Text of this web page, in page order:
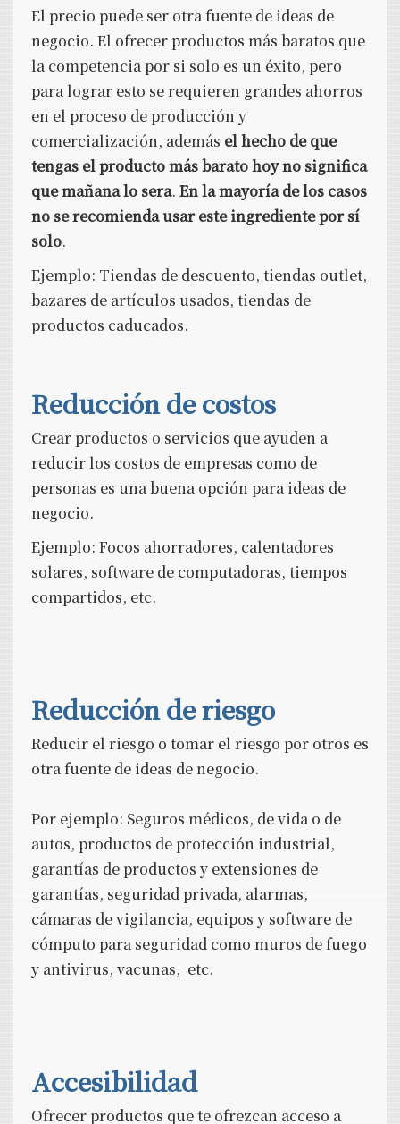
El precio puede ser otra fuente de ideas de
negocio. El ofrecer productos más baratos que
la competencia por si solo es un éxito, pero
para lograr esto se requieren grandes ahorros
en el proceso de producción y
comercialización, además el hecho de que
tengas el producto más barato hoy no significa
que mañana lo sera. En la mayoría de los casos
no se recomienda usar este ingrediente por sí
solo.
Ejemplo: Tiendas de descuento, tiendas outlet,
bazares de artículos usados, tiendas de
productos caducados.
Reducción de costos
Crear productos o servicios que ayuden a
reducir los costos de empresas como de
personas es una buena opción para ideas de
negocio.
Ejemplo: Focos ahorradores, calentadores
solares, software de computadoras, tiempos
compartidos, etc.
Reducción de riesgo
Reducir el riesgo o tomar el riesgo por otros es
otra fuente de ideas de negocio.
Por ejemplo: Seguros médicos, de vida o de
autos, productos de protección industrial,
garantías de productos y extensiones de
garantías, seguridad privada, alarmas,
cámaras de vigilancia, equipos y software de
cómputo para seguridad como muros de fuego
y antivirus, vacunas, etc.
Accesibilidad
Ofrecer productos que te ofrezcan acceso a